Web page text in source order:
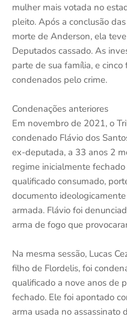
mulher mais votada no
pleito. Após a conclusão
morte de Anderson, ela
Deputados cassado. As
parte de sua família, e
condenados pelo crime.
Condenações anteriores
Em novembro de 2021, o
condenado Flávio dos
ex-deputada, a 33 anos 2
regime inicialmente
qualificado consumado,
documento
armada. Flávio foi
arma de fogo que
Na mesma sessão, Lucas
filho de Flordelis, foi
qualificado a nove anos de
fechado. Ele foi apontado
arma usada no assassinato